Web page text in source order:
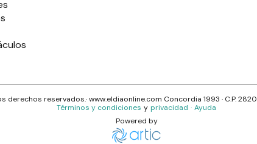
derechos reservados.· www.eldiaonline.com Concordia 1993 · C.P.2820
Términos y condiciones y privacidad · Ayuda
Powered by